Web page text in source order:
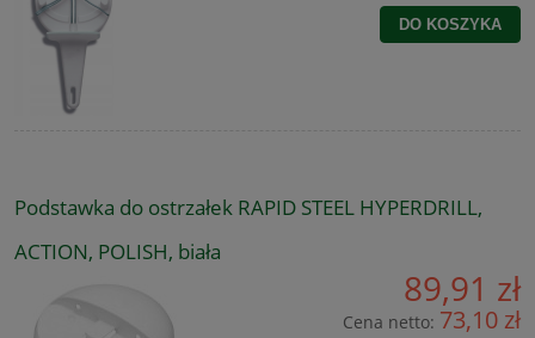
DO KOSZYKA
Podstawka do ostrzałek RAPID STEEL HYPERDRILL,
ACTION, POLISH, biała
89,91 zł
Cena netto: 73,10 zł